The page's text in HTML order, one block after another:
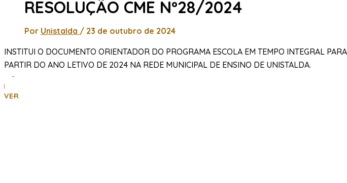
RESOLUÇÃO CME Nº28/2024
Por Unistalda / 23 de outubro de 2024
INSTITUI O DOCUMENTO ORIENTADOR DO PROGRAMA ESCOLA EM TEMPO INTEGRAL
PARTIR DO ANO LETIVO DE 2024 NA REDE MUNICIPAL DE ENSINO DE UNISTALDA.
VER